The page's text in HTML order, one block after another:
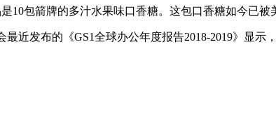
包箭牌的多汁水果味口香糖。这包口香糖如今已被
近发布的《GS1全球办公年度报告2018-2019》显示